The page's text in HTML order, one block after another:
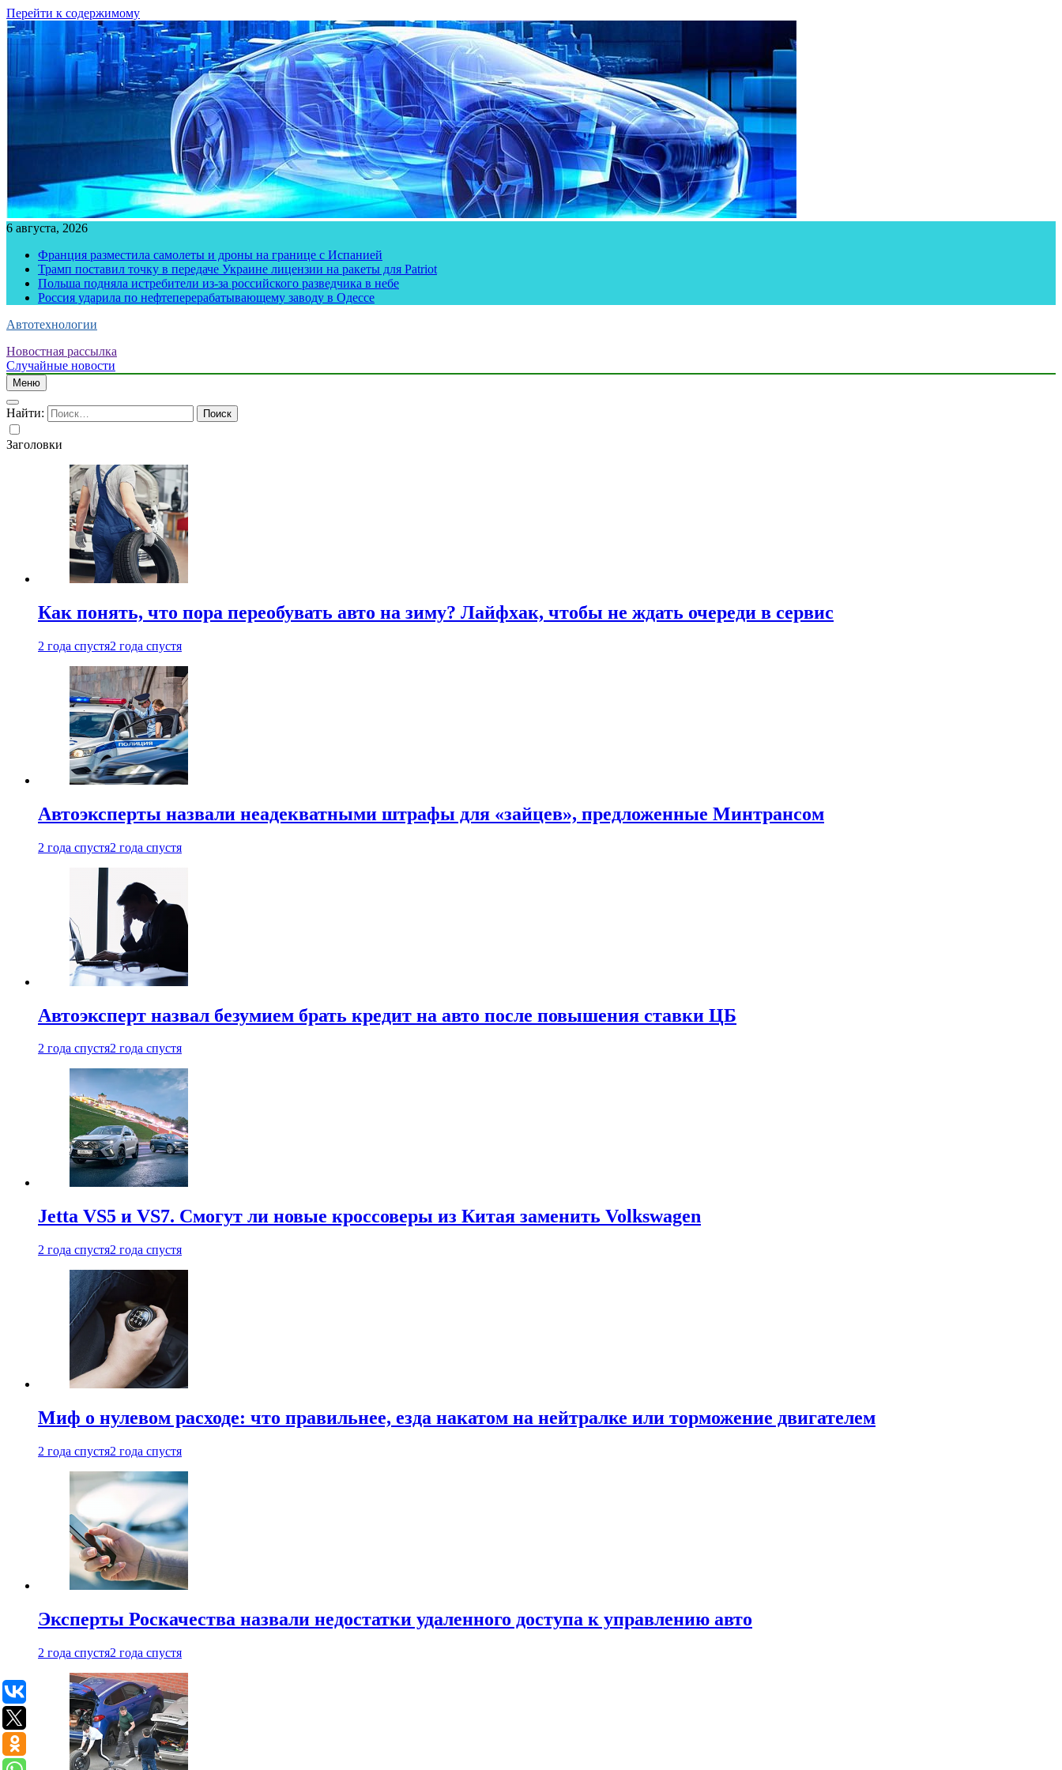
Перейти к содержимому
6 августа, 2026
Франция разместила самолеты и дроны на границе с Испанией
Трамп поставил точку в передаче Украине лицензии на ракеты для Patriot
Польша подняла истребители из-за российского разведчика в небе
Россия ударила по нефтеперерабатывающему заводу в Одессе
Автотехнологии
Новостная рассылка
Случайные новости
Меню
Найти:
Заголовки
Как понять, что пора переобувать авто на зиму? Лайфхак, чтобы не ждать очереди в сервис
2 года спустя2 года спустя
Автоэксперты назвали неадекватными штрафы для «зайцев», предложенные Минтрансом
2 года спустя2 года спустя
Автоэксперт назвал безумием брать кредит на авто после повышения ставки ЦБ
2 года спустя2 года спустя
Jetta VS5 и VS7. Смогут ли новые кроссоверы из Китая заменить Volkswagen
2 года спустя2 года спустя
Миф о нулевом расходе: что правильнее, езда накатом на нейтралке или торможение двигателем
2 года спустя2 года спустя
Эксперты Роскачества назвали недостатки удаленного доступа к управлению авто
2 года спустя2 года спустя